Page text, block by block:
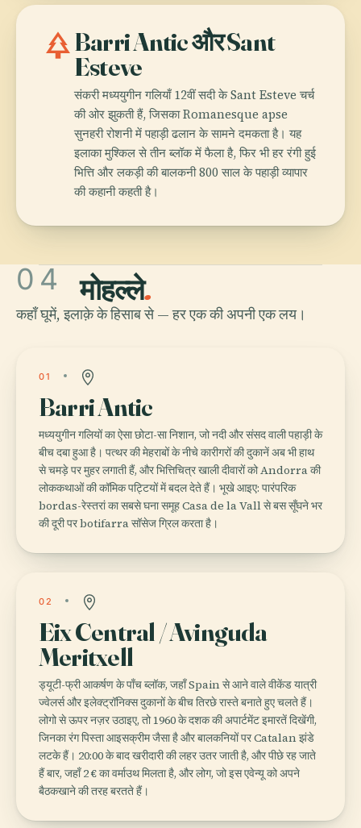
parkBarri Antic और Sant
Esteve
संकरी मध्ययुगीन गलियाँ 12वीं सदी के Sant Esteve चर्च
की ओर झुकती हैं, जिसका Romanesque apse
सुनहरी रोशनी में पहाड़ी ढलान के सामने दमकता है। यह
इलाका मुश्किल से तीन ब्लॉक में फैला है, फिर भी हर रंगी हुई
भित्ति और लकड़ी की बालकनी 800 साल के पहाड़ी व्यापार
की कहानी कहती है।
04 मोहल्ले.
कहाँ घूमें, इलाक़े के हिसाब से — हर एक की अपनी एक लय।
01
Barri Antic
मध्ययुगीन गलियों का ऐसा छोटा-सा निशान, जो नदी और संसद वाली पहाड़ी के
बीच दबा हुआ है। पत्थर की मेहराबों के नीचे कारीगरों की दुकानें अब भी हाथ
से चमड़े पर मुहर लगाती हैं, और भित्तिचित्र खाली दीवारों को Andorra की
लोककथाओं की कॉमिक पट्टियों में बदल देते हैं। भूखे आइए: पारंपरिक
bordas-रेस्तरां का सबसे घना समूह Casa de la Vall से बस सूँघने भर
की दूरी पर botifarra सॉसेज ग्रिल करता है।
02
Eix Central / Avinguda
Meritxell
ड्यूटी-फ्री आकर्षण के पाँच ब्लॉक, जहाँ Spain से आने वाले वीकेंड यात्री
ज्वेलर्स और इलेक्ट्रॉनिक्स दुकानों के बीच तिरछे रास्ते बनाते हुए चलते हैं।
लोगो से ऊपर नज़र उठाइए, तो 1960 के दशक की अपार्टमेंट इमारतें दिखेंगी,
जिनका रंग पिस्ता आइसक्रीम जैसा है और बालकनियों पर Catalan झंडे
लटके हैं। 20:00 के बाद खरीदारी की लहर उतर जाती है, और पीछे रह जाते
हैं बार, जहाँ 2 € का वर्माउथ मिलता है, और लोग, जो इस एवेन्यू को अपने
बैठकखाने की तरह बरतते हैं।